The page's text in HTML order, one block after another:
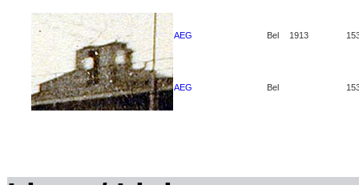
AEG Bel 1913
AEG Bel